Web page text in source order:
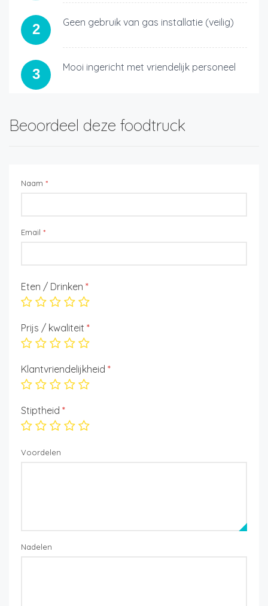
2 Geen gebruik van gas installatie (veilig)
3 Mooi ingericht met vriendelijk personeel
Beoordeel deze foodtruck
Naam *
Email *
Eten / Drinken *
Prijs / kwaliteit *
Klantvriendelijkheid *
Stiptheid *
Voordelen
Nadelen